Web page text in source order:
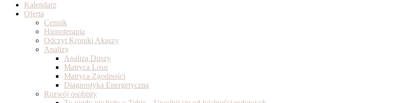
Kalendarz
Oferta
Cennik
Hipnoterapia
Odczyt Kroniki Akaszy
Analizy
Analiza Duszy
Matryca Losu
Matryca Zgodności
Diagnostyka Energetyczna
Rozwój osobisty